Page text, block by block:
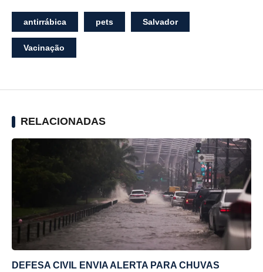
antirrábica pets Salvador
Vacinação
RELACIONADAS
DEFESA CIVIL ENVIA ALERTA PARA CHUVAS